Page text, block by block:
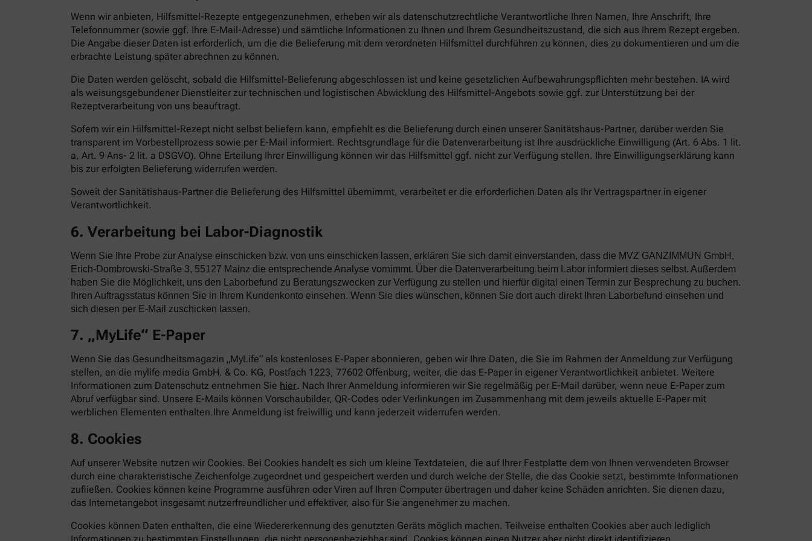
Wenn wir anbieten, Hilfsmittel-Rezepte entgegenzunehmen, erheben wir als datenschutzrechtliche Verantwortliche Ihren Namen, Ihre Anschrift, Ihre
Telefonnummer (sowie ggf. Ihre E-Mail-Adresse) und sämtliche Informationen zu Ihnen und Ihrem Gesundheitszustand, die sich aus Ihrem Rezept ergeben.
Die Angabe dieser Daten ist erforderlich, um die die Belieferung mit dem verordneten Hilfsmittel durchführen zu können, dies zu dokumentieren und um die
erbrachte Leistung später abrechnen zu können.
Die Daten werden gelöscht, sobald die Hilfsmittel-Belieferung abgeschlossen ist und keine gesetzlichen Aufbewahrungspflichten mehr bestehen. IA wird
als weisungsgebundener Dienstleiter zur technischen und logistischen Abwicklung des Hilfsmittel-Angebots sowie ggf. zur Unterstützung bei der
Rezeptverarbeitung von uns beauftragt.
Sofern wir ein Hilfsmittel-Rezept nicht selbst beliefern kann, empfiehlt es die Belieferung durch einen unserer Sanitätshaus-Partner, darüber werden Sie
transparent im Vorbestellprozess sowie per E-Mail informiert. Rechtsgrundlage für die Datenverarbeitung ist Ihre ausdrückliche Einwilligung (Art. 6 Abs. 1 lit.
a, Art. 9 Ans- 2 lit. a DSGVO). Ohne Erteilung Ihrer Einwilligung können wir das Hilfsmittel ggf. nicht zur Verfügung stellen. Ihre Einwilligungserklärung kann
bis zur erfolgten Belieferung widerrufen werden.
Soweit der Sanitätishaus-Partner die Belieferung des Hilfsmittel übernimmt, verarbeitet er die erforderlichen Daten als Ihr Vertragspartner in eigener
Verantwortlichkeit.
6. Verarbeitung bei Labor-Diagnostik
Wenn Sie Ihre Probe zur Analyse einschicken bzw. von uns einschicken lassen, erklären Sie sich damit einverstanden, dass die MVZ GANZIMMUN GmbH,
Erich-Dombrowski-Straße 3, 55127 Mainz die entsprechende Analyse vornimmt. Über die Datenverarbeitung beim Labor informiert dieses selbst. Außerdem
haben Sie die Möglichkeit, uns den Laborbefund zu Beratungszwecken zur Verfügung zu stellen und hierfür digital einen Termin zur Besprechung zu buchen.
Ihren Auftragsstatus können Sie in Ihrem Kundenkonto einsehen. Wenn Sie dies wünschen, können Sie dort auch direkt Ihren Laborbefund einsehen und
sich diesen per E-Mail zuschicken lassen.
7. „MyLife“ E-Paper
Wenn Sie das Gesundheitsmagazin „MyLife“ als kostenloses E-Paper abonnieren, geben wir Ihre Daten, die Sie im Rahmen der Anmeldung zur Verfügung
stellen, an die mylife media GmbH. & Co. KG, Postfach 1223, 77602 Offenburg, weiter, die das E-Paper in eigener Verantwortlichkeit anbietet. Weitere
Informationen zum Datenschutz entnehmen Sie hier. Nach Ihrer Anmeldung informieren wir Sie regelmäßig per E-Mail darüber, wenn neue E-Paper zum
Abruf verfügbar sind. Unsere E-Mails können Vorschaubilder, QR-Codes oder Verlinkungen im Zusammenhang mit dem jeweils aktuelle E-Paper mit
werblichen Elementen enthalten.Ihre Anmeldung ist freiwillig und kann jederzeit widerrufen werden.
8. Cookies
Auf unserer Website nutzen wir Cookies. Bei Cookies handelt es sich um kleine Textdateien, die auf Ihrer Festplatte dem von Ihnen verwendeten Browser
durch eine charakteristische Zeichenfolge zugeordnet und gespeichert werden und durch welche der Stelle, die das Cookie setzt, bestimmte Informationen
zufließen. Cookies können keine Programme ausführen oder Viren auf Ihren Computer übertragen und daher keine Schäden anrichten. Sie dienen dazu,
das Internetangebot insgesamt nutzerfreundlicher und effektiver, also für Sie angenehmer zu machen.
Cookies können Daten enthalten, die eine Wiedererkennung des genutzten Geräts möglich machen. Teilweise enthalten Cookies aber auch lediglich